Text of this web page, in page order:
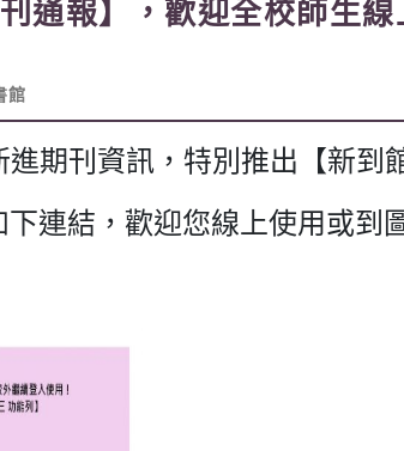
報】，歡迎全校師生線
館
期刊資訊，特別推出【新到
連結，歡迎您線上使用或到